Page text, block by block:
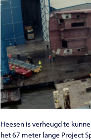
Heesen is verheugd te
het 67 meter lange Project